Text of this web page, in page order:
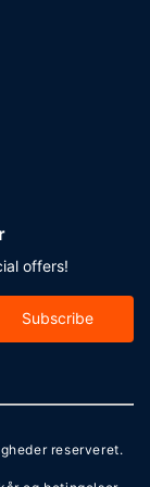
offers!
Subscribe
reserveret.